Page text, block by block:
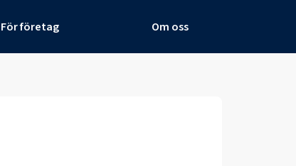
För företag Om oss